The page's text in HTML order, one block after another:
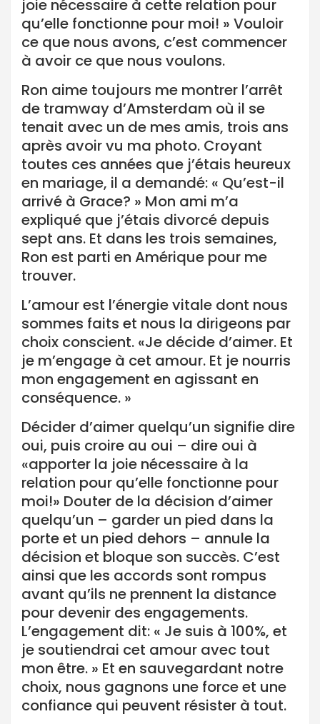
joie nécessaire à cette relation pour
qu’elle fonctionne pour moi! » Vouloir
ce que nous avons, c’est commencer
à avoir ce que nous voulons.
Ron aime toujours me montrer l’arrêt
de tramway d’Amsterdam où il se
tenait avec un de mes amis, trois ans
après avoir vu ma photo. Croyant
toutes ces années que j’étais heureux
en mariage, il a demandé: « Qu’est-il
arrivé à Grace? » Mon ami m’a
expliqué que j’étais divorcé depuis
sept ans. Et dans les trois semaines,
Ron est parti en Amérique pour me
trouver.
L’amour est l’énergie vitale dont nous
sommes faits et nous la dirigeons par
choix conscient. «Je décide d’aimer. Et
je m’engage à cet amour. Et je nourris
mon engagement en agissant en
conséquence. »
Décider d’aimer quelqu’un signifie dire
oui, puis croire au oui – dire oui à
«apporter la joie nécessaire à la
relation pour qu’elle fonctionne pour
moi!» Douter de la décision d’aimer
quelqu’un – garder un pied dans la
porte et un pied dehors – annule la
décision et bloque son succès. C’est
ainsi que les accords sont rompus
avant qu’ils ne prennent la distance
pour devenir des engagements.
L’engagement dit: « Je suis à 100%, et
je soutiendrai cet amour avec tout
mon être. » Et en sauvegardant notre
choix, nous gagnons une force et une
confiance qui peuvent résister à tout.